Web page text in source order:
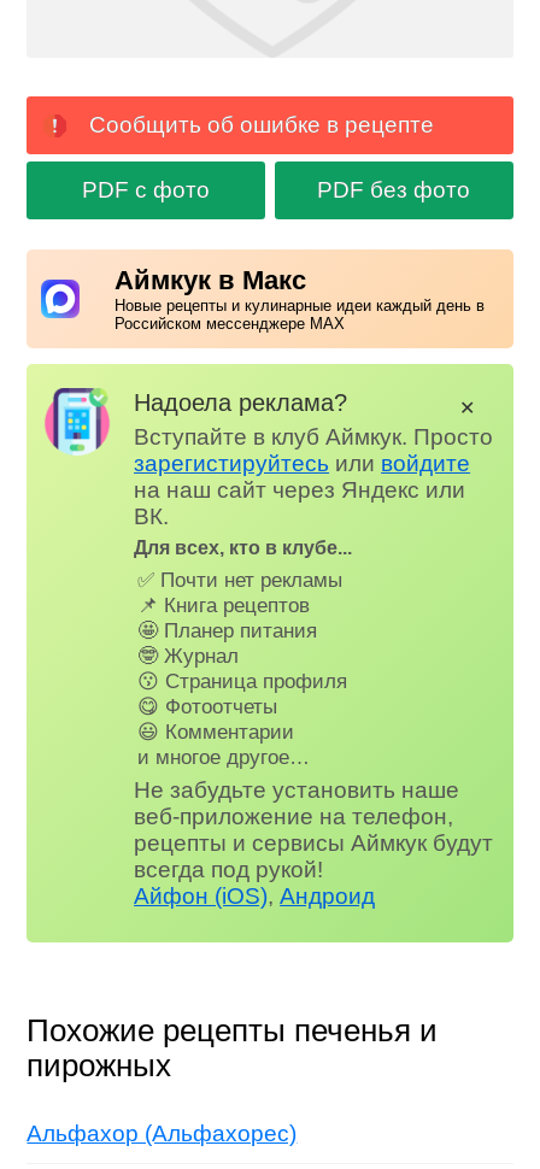
Сообщить об ошибке в рецепте
PDF с фото PDF без фото
Аймкук в Макс
Новые рецепты и кулинарные идеи каждый день в
Российском мессенджере MAX
Надоела реклама?
Вступайте в клуб Аймкук. Просто
зарегистируйтесь или войдите
на наш сайт через Яндекс или
ВК.
Для всех, кто в клубе...
✅ Почти нет рекламы
📌 Книга рецептов
🤩 Планер питания
🤓 Журнал
😗 Страница профиля
😋 Фотоотчеты
😃 Комментарии
и многое другое…
Не забудьте установить наше
веб-приложение на телефон,
рецепты и сервисы Аймкук будут
всегда под рукой!
Айфон (iOS),Андроид
✕
Похожие рецепты печенья и
пирожных
Альфахор (Альфахорес)